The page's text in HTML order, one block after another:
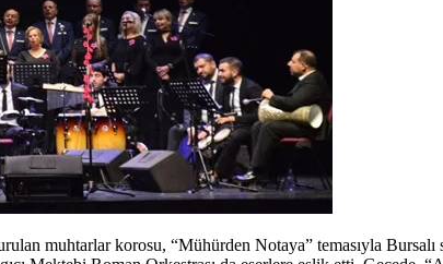
muhtarlar korosu, “Mühürden Notaya” temasıyla